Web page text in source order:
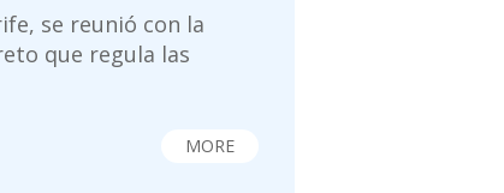
se reunió con la
que regula las
MORE